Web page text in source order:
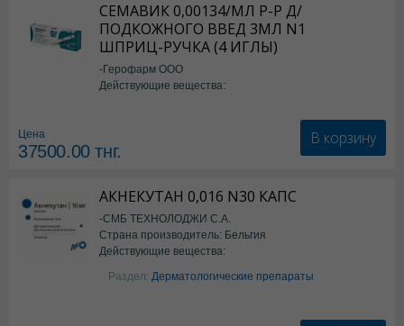
СЕМАВИК 0,00134/МЛ Р-Р Д/
ПОДКОЖНОГО ВВЕД 3МЛ N1
ШПРИЦ-РУЧКА (4 ИГЛЫ)
-Герофарм ООО
Действующие вещества:
Цена
37500.00тнг.
В корзину
АКНЕКУТАН 0,016 N30 КАПС
-СМБ ТЕХНОЛОДЖИ С.А.
Страна производитель: Бельгия
Действующие вещества:
Изотретиноин
Раздел: Дерматологические препараты